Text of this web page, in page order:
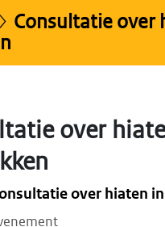
Consultatie over
over
over hiaten